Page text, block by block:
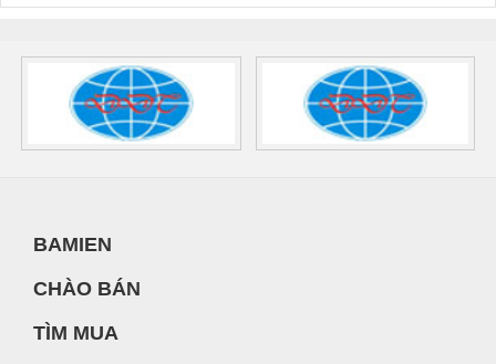
BAMIEN
CHÀO BÁN
TÌM MUA